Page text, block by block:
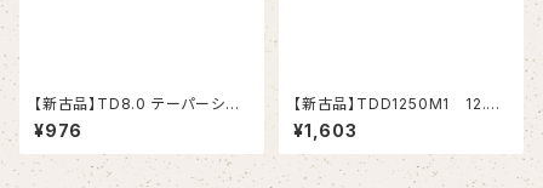
【新古品】TD8.0 テーパーシャ
¥976
【新古品】TDD1250M1 12.5
テーパーシャンクドリル 12.5xM
T1 (MITSUBISHI）
¥1,603